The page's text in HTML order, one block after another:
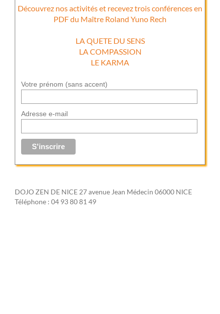
Découvrez nos activités et recevez trois conférences en
PDF du Maître Roland Yuno Rech
LA QUETE DU SENS
LA COMPASSION
LE KARMA
Votre prénom (sans accent)
Adresse e-mail
DOJO ZEN DE NICE 27 avenue Jean Médecin 06000 NICE
Téléphone : 04 93 80 81 49